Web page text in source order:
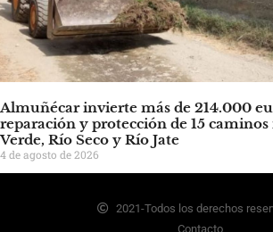
Almuñécar invierte más de 214.000
reparación y protección de 15 caminos
Verde, Río Seco y Río Jate
4 de agosto de 2026
2021-Todos los derechos
Contacto